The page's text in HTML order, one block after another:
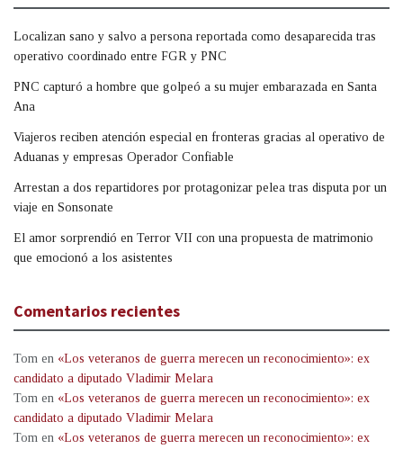
Localizan sano y salvo a persona reportada como desaparecida tras
operativo coordinado entre FGR y PNC
PNC capturó a hombre que golpeó a su mujer embarazada en Santa
Ana
Viajeros reciben atención especial en fronteras gracias al operativo de
Aduanas y empresas Operador Confiable
Arrestan a dos repartidores por protagonizar pelea tras disputa por un
viaje en Sonsonate
El amor sorprendió en Terror VII con una propuesta de matrimonio
que emocionó a los asistentes
Comentarios recientes
Tom en «Los veteranos de guerra merecen un reconocimiento»: ex
candidato a diputado Vladimir Melara
Tom en «Los veteranos de guerra merecen un reconocimiento»: ex
candidato a diputado Vladimir Melara
Tom en «Los veteranos de guerra merecen un reconocimiento»: ex